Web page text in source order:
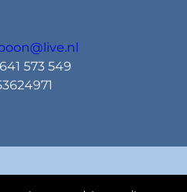
573 549